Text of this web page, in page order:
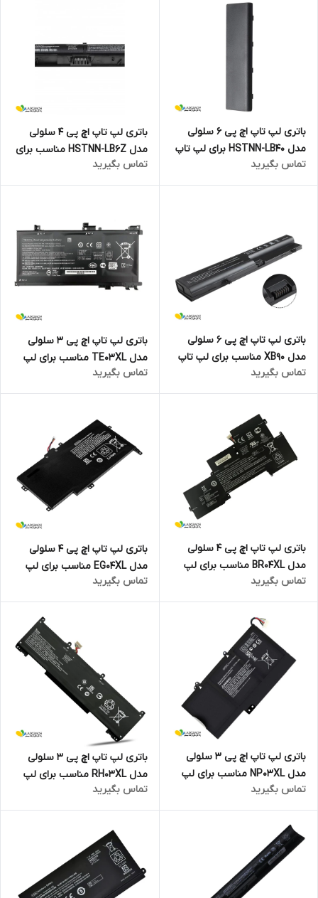
باتری لپ تاپ اچ پی 6 سلولی
مدل HSTNN-LB40 برای لپ تاپ
Pavilion 17
تماس بگیرید
باتری لپ تاپ اچ پی 4 سلولی
مدل HSTNN-LB6Z مناسب برای
لپ تاپ ProBook 455 G3
تماس بگیرید
باتری لپ تاپ اچ پی 6 سلولی
مدل XB90 مناسب برای لپ تاپ
ProBook 4520
تماس بگیرید
باتری لپ تاپ اچ پی 3 سلولی
مدل TE03XL مناسب برای لپ
تاپ Omen 15-AX000 Series
تماس بگیرید
باتری لپ تاپ اچ پی 4 سلولی
مدل BR04XL مناسب برای لپ
تاپ EliteBook Folio 1020 G1
تماس بگیرید
باتری لپ تاپ اچ پی 4 سلولی
مدل EG04XL مناسب برای لپ
تاپ Envy 6-1021NR
تماس بگیرید
باتری لپ تاپ اچ پی 3 سلولی
مدل NP03XL مناسب برای لپ
تاپ Pavilion X360 13-A010DX
تماس بگیرید
باتری لپ تاپ اچ پی 3 سلولی
مدل RH03XL مناسب برای لپ
تاپ PROBOOK 650 G8
تماس بگیرید